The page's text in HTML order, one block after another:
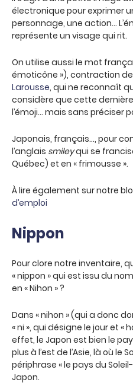
électronique pour exprimer
personnage, une action…
représente un visage qui rit.
On utilise aussi le mot
émoticône »), contraction de
Larousse, qui ne reconnaît
considère que cette
l’émoji… mais sans préciser
Japonais, français…, pour
l’anglais smileyqui se
Québec) et en « frimousse ».
À lire également sur notre
d’emploi
Nippon
Pour clore notre inventaire,
« nippon » qui est issu du
en « Nihon » ?
Dans « nihon » (qui a donc
« ni », qui désigne le jour et «
effet, le Japon est bien le
plus à l’est de l’Asie, là où le
périphrase « le pays du
Japon.